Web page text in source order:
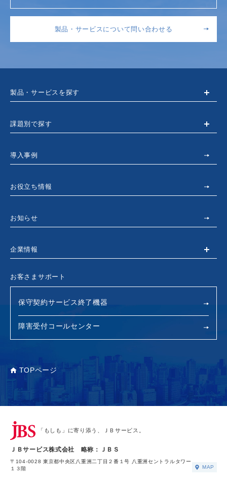
製品・サービスについて問い合わせる
製品・サービスを探す
課題別で探す
導入事例
お役立ち情報
お知らせ
企業情報
お客さまサポート
保守契約サービス終了機器
障害受付コールセンター
TOPページ
「もしも」に寄り添う、ＪＢサービス。
ＪＢサービス株式会社 略称：ＪＢＳ
〒104-0028 東京都中央区八重洲二丁目２番１号 八重洲セントラルタワー
１３階
MAP